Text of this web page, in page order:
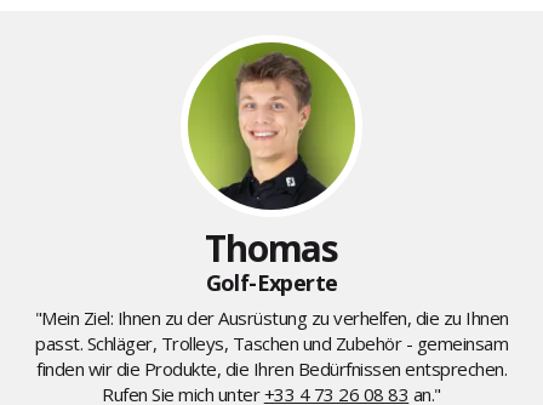
Thomas
Golf-Experte
"Mein Ziel: Ihnen zu der Ausrüstung zu verhelfen, die zu Ihnen
passt. Schläger, Trolleys, Taschen und Zubehör - gemeinsam
finden wir die Produkte, die Ihren Bedürfnissen entsprechen.
Rufen Sie mich unter+33 4 73 26 08 83 an."